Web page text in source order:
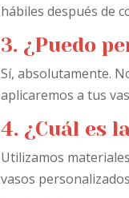
hábiles después de
3. ¿Puedo
Sí, absolutamente.
aplicaremos a tus
4. ¿Cuál es
Utilizamos
vasos